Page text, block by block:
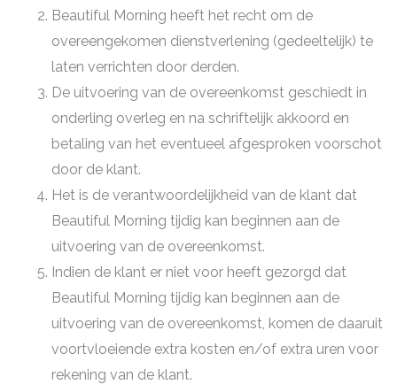
Beautiful Morning heeft het recht om de
overeengekomen dienstverlening (gedeeltelijk) te
laten verrichten door derden.
De uitvoering van de overeenkomst geschiedt in
onderling overleg en na schriftelijk akkoord en
betaling van het eventueel afgesproken voorschot
door de klant.
Het is de verantwoordelijkheid van de klant dat
Beautiful Morning tijdig kan beginnen aan de
uitvoering van de overeenkomst.
Indien de klant er niet voor heeft gezorgd dat
Beautiful Morning tijdig kan beginnen aan de
uitvoering van de overeenkomst, komen de daaruit
voortvloeiende extra kosten en/of extra uren voor
rekening van de klant.